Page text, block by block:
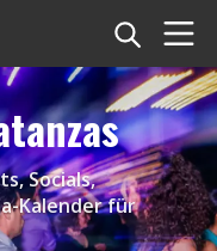
Socials,
Kalender für